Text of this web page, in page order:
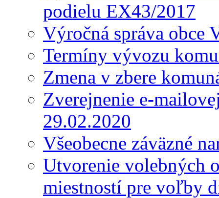
podielu EX43/2017
Výročná správa obce
Termíny vývozu
Zmena v zbere
Zverejnenie e-
29.02.2020
Všeobecne záväzné
Utvorenie volebných
miestností pre voľby